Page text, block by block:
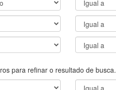
para refinar o resultado de busca.